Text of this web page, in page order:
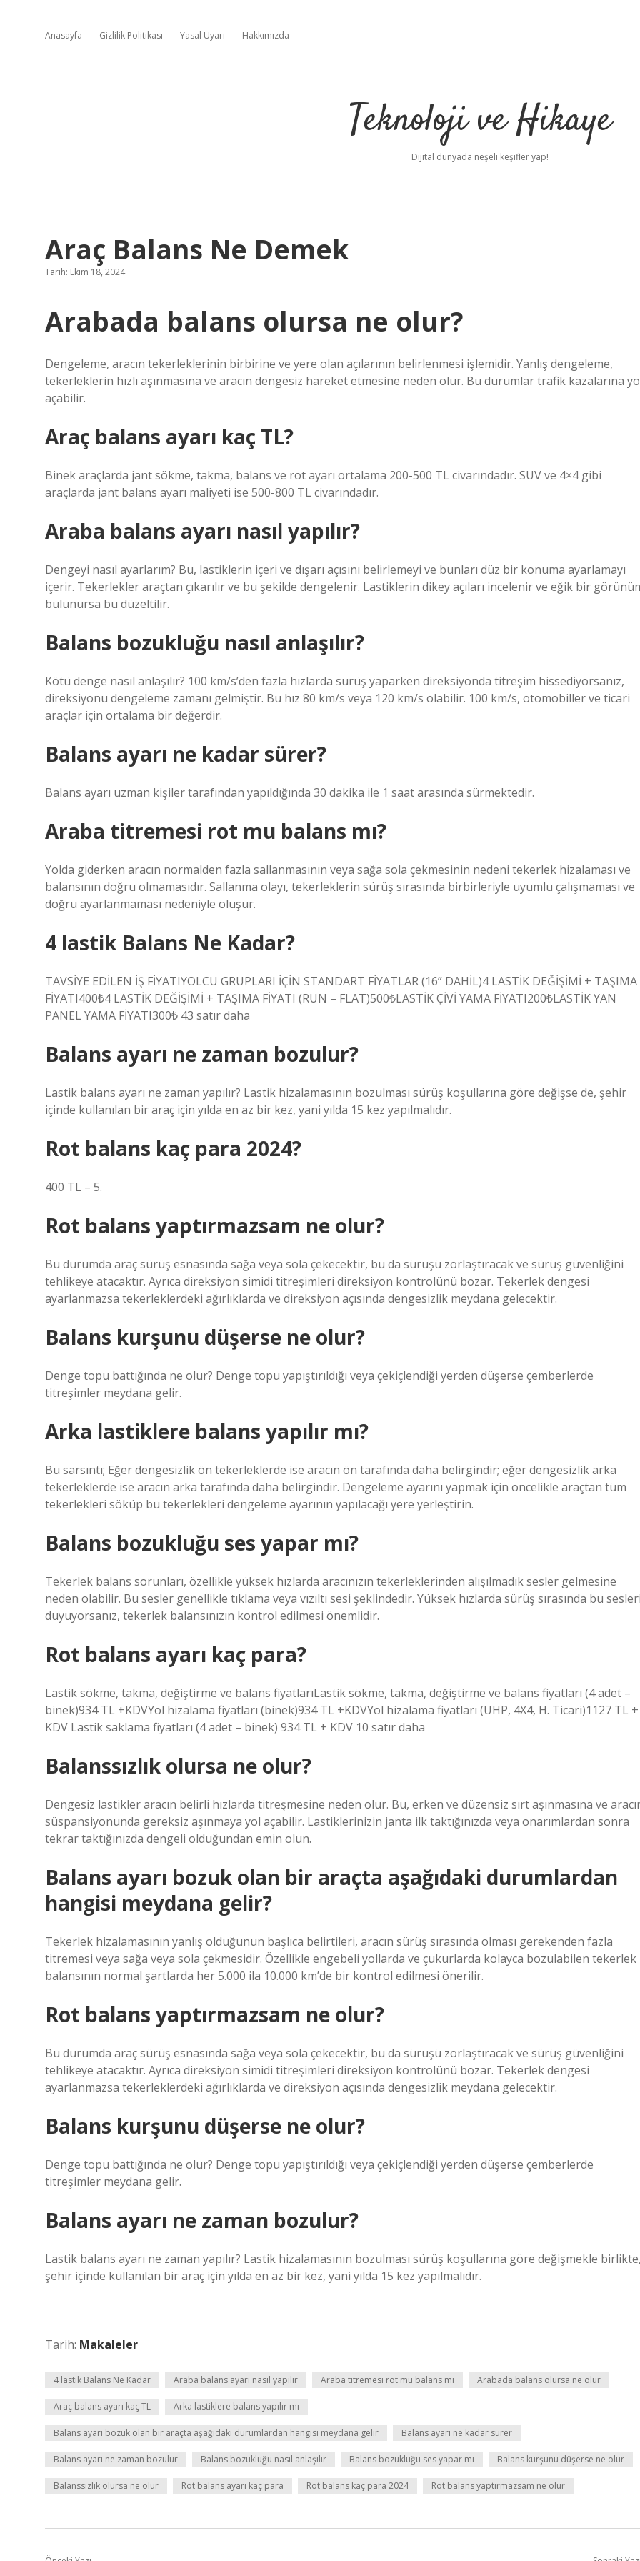
Anasayfa Gizlilik Politikası Yasal Uyarı Hakkımızda
Teknoloji ve Hikaye
Dijital dünyada neşeli keşifler yap!
Araç Balans Ne Demek
Tarih: Ekim 18, 2024
Arabada balans olursa ne olur?
Dengeleme, aracın tekerleklerinin birbirine ve yere olan açılarının belirlenmesi işlemidir. Yanlış dengeleme,
tekerleklerin hızlı aşınmasına ve aracın dengesiz hareket etmesine neden olur. Bu durumlar trafik kazalarına
açabilir.
Araç balans ayarı kaç TL?
Binek araçlarda jant sökme, takma, balans ve rot ayarı ortalama 200-500 TL civarındadır. SUV ve 4×4 gibi
araçlarda jant balans ayarı maliyeti ise 500-800 TL civarındadır.
Araba balans ayarı nasıl yapılır?
Dengeyi nasıl ayarlarım? Bu, lastiklerin içeri ve dışarı açısını belirlemeyi ve bunları düz bir konuma ayarlamayı
içerir. Tekerlekler araçtan çıkarılır ve bu şekilde dengelenir. Lastiklerin dikey açıları incelenir ve eğik bir
bulunursa bu düzeltilir.
Balans bozukluğu nasıl anlaşılır?
Kötü denge nasıl anlaşılır? 100 km/s’den fazla hızlarda sürüş yaparken direksiyonda titreşim hissediyorsanız,
direksiyonu dengeleme zamanı gelmiştir. Bu hız 80 km/s veya 120 km/s olabilir. 100 km/s, otomobiller ve ticari
araçlar için ortalama bir değerdir.
Balans ayarı ne kadar sürer?
Balans ayarı uzman kişiler tarafından yapıldığında 30 dakika ile 1 saat arasında sürmektedir.
Araba titremesi rot mu balans mı?
Yolda giderken aracın normalden fazla sallanmasının veya sağa sola çekmesinin nedeni tekerlek hizalaması ve
balansının doğru olmamasıdır. Sallanma olayı, tekerleklerin sürüş sırasında birbirleriyle uyumlu çalışmaması ve
doğru ayarlanmaması nedeniyle oluşur.
4 lastik Balans Ne Kadar?
TAVSİYE EDİLEN İŞ FİYATIYOLCU GRUPLARI İÇİN STANDART FİYATLAR (16” DAHİL)4 LASTİK DEĞİŞİMİ + TAŞIMA
FİYATI400₺4 LASTİK DEĞİŞİMİ + TAŞIMA FİYATI (RUN – FLAT)500₺LASTİK ÇİVİ YAMA FİYATI200₺LASTİK YAN
PANEL YAMA FİYATI300₺ 43 satır daha
Balans ayarı ne zaman bozulur?
Lastik balans ayarı ne zaman yapılır? Lastik hizalamasının bozulması sürüş koşullarına göre değişse de, şehir
içinde kullanılan bir araç için yılda en az bir kez, yani yılda 15 kez yapılmalıdır.
Rot balans kaç para 2024?
400 TL – 5.
Rot balans yaptırmazsam ne olur?
Bu durumda araç sürüş esnasında sağa veya sola çekecektir, bu da sürüşü zorlaştıracak ve sürüş güvenliğini
tehlikeye atacaktır. Ayrıca direksiyon simidi titreşimleri direksiyon kontrolünü bozar. Tekerlek dengesi
ayarlanmazsa tekerleklerdeki ağırlıklarda ve direksiyon açısında dengesizlik meydana gelecektir.
Balans kurşunu düşerse ne olur?
Denge topu battığında ne olur? Denge topu yapıştırıldığı veya çekiçlendiği yerden düşerse çemberlerde
titreşimler meydana gelir.
Arka lastiklere balans yapılır mı?
Bu sarsıntı; Eğer dengesizlik ön tekerleklerde ise aracın ön tarafında daha belirgindir; eğer dengesizlik arka
tekerleklerde ise aracın arka tarafında daha belirgindir. Dengeleme ayarını yapmak için öncelikle araçtan tüm
tekerlekleri söküp bu tekerlekleri dengeleme ayarının yapılacağı yere yerleştirin.
Balans bozukluğu ses yapar mı?
Tekerlek balans sorunları, özellikle yüksek hızlarda aracınızın tekerleklerinden alışılmadık sesler gelmesine
neden olabilir. Bu sesler genellikle tıklama veya vızıltı sesi şeklindedir. Yüksek hızlarda sürüş sırasında bu
duyuyorsanız, tekerlek balansınızın kontrol edilmesi önemlidir.
Rot balans ayarı kaç para?
Lastik sökme, takma, değiştirme ve balans fiyatlarıLastik sökme, takma, değiştirme ve balans fiyatları (4 adet –
binek)934 TL +KDVYol hizalama fiyatları (binek)934 TL +KDVYol hizalama fiyatları (UHP, 4X4, H. Ticari)1127 TL +
KDV Lastik saklama fiyatları (4 adet – binek) 934 TL + KDV 10 satır daha
Balanssızlık olursa ne olur?
Dengesiz lastikler aracın belirli hızlarda titreşmesine neden olur. Bu, erken ve düzensiz sırt aşınmasına ve
süspansiyonunda gereksiz aşınmaya yol açabilir. Lastiklerinizin janta ilk taktığınızda veya onarımlardan sonra
tekrar taktığınızda dengeli olduğundan emin olun.
Balans ayarı bozuk olan bir araçta aşağıdaki durumlardan
hangisi meydana gelir?
Tekerlek hizalamasının yanlış olduğunun başlıca belirtileri, aracın sürüş sırasında olması gerekenden fazla
titremesi veya sağa veya sola çekmesidir. Özellikle engebeli yollarda ve çukurlarda kolayca bozulabilen tekerlek
balansının normal şartlarda her 5.000 ila 10.000 km’de bir kontrol edilmesi önerilir.
Rot balans yaptırmazsam ne olur?
Bu durumda araç sürüş esnasında sağa veya sola çekecektir, bu da sürüşü zorlaştıracak ve sürüş güvenliğini
tehlikeye atacaktır. Ayrıca direksiyon simidi titreşimleri direksiyon kontrolünü bozar. Tekerlek dengesi
ayarlanmazsa tekerleklerdeki ağırlıklarda ve direksiyon açısında dengesizlik meydana gelecektir.
Balans kurşunu düşerse ne olur?
Denge topu battığında ne olur? Denge topu yapıştırıldığı veya çekiçlendiği yerden düşerse çemberlerde
titreşimler meydana gelir.
Balans ayarı ne zaman bozulur?
Lastik balans ayarı ne zaman yapılır? Lastik hizalamasının bozulması sürüş koşullarına göre değişmekle
şehir içinde kullanılan bir araç için yılda en az bir kez, yani yılda 15 kez yapılmalıdır.
Tarih: Makaleler
4 lastik Balans Ne Kadar Araba balans ayarı nasıl yapılır Araba titremesi rot mu balans mı Arabada balans olursa ne olur
Araç balans ayarı kaç TL Arka lastiklere balans yapılır mı
Balans ayarı bozuk olan bir araçta aşağıdaki durumlardan hangisi meydana gelir Balans ayarı ne kadar sürer
Balans ayarı ne zaman bozulur Balans bozukluğu nasıl anlaşılır Balans bozukluğu ses yapar mı Balans kurşunu düşerse ne olur
Balanssızlık olursa ne olur Rot balans ayarı kaç para Rot balans kaç para 2024 Rot balans yaptırmazsam ne olur